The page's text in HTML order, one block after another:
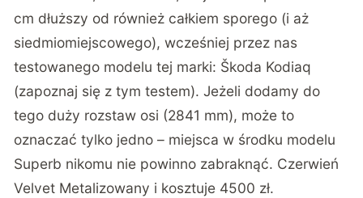
cm dłuższy od również całkiem sporego (i aż
siedmiomiejscowego), wcześniej przez nas
testowanego modelu tej marki: Škoda Kodiaq
(zapoznaj się z tym testem). Jeżeli dodamy do
tego duży rozstaw osi (2841 mm), może to
oznaczać tylko jedno – miejsca w środku modelu
Superb nikomu nie powinno zabraknąć. Czerwień
Velvet Metalizowany i kosztuje 4500 zł.